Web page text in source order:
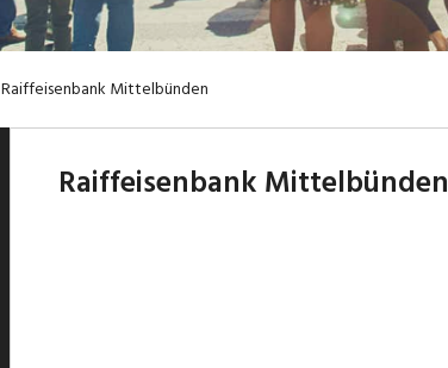
Raiffeisenbank Mittelbünden
Raiffeisenbank Mittelbünden